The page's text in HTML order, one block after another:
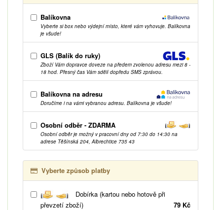
Balíkovna
Vyberte si box nebo výdejní místo, které vám vyhovuje. Balíkovna
je všude!
GLS (Balík do ruky)
Zboží Vám dopravce doveze na předem zvolenou adresu mezi 8 -
18 hod. Přesný čas Vám sdělí dopředu SMS zprávou.
Balíkovna na adresu
Doručíme i na vámi vybranou adresu. Balíkovna je všude!
Osobní odběr - ZDARMA
Osobní odběr je možný v pracovní dny od 7:30 do 14:30 na
adrese Těšínská 204, Albrechtice 735 43
Vyberte způsob platby
Dobírka (kartou nebo hotově při
převzetí zboží)
79 Kč